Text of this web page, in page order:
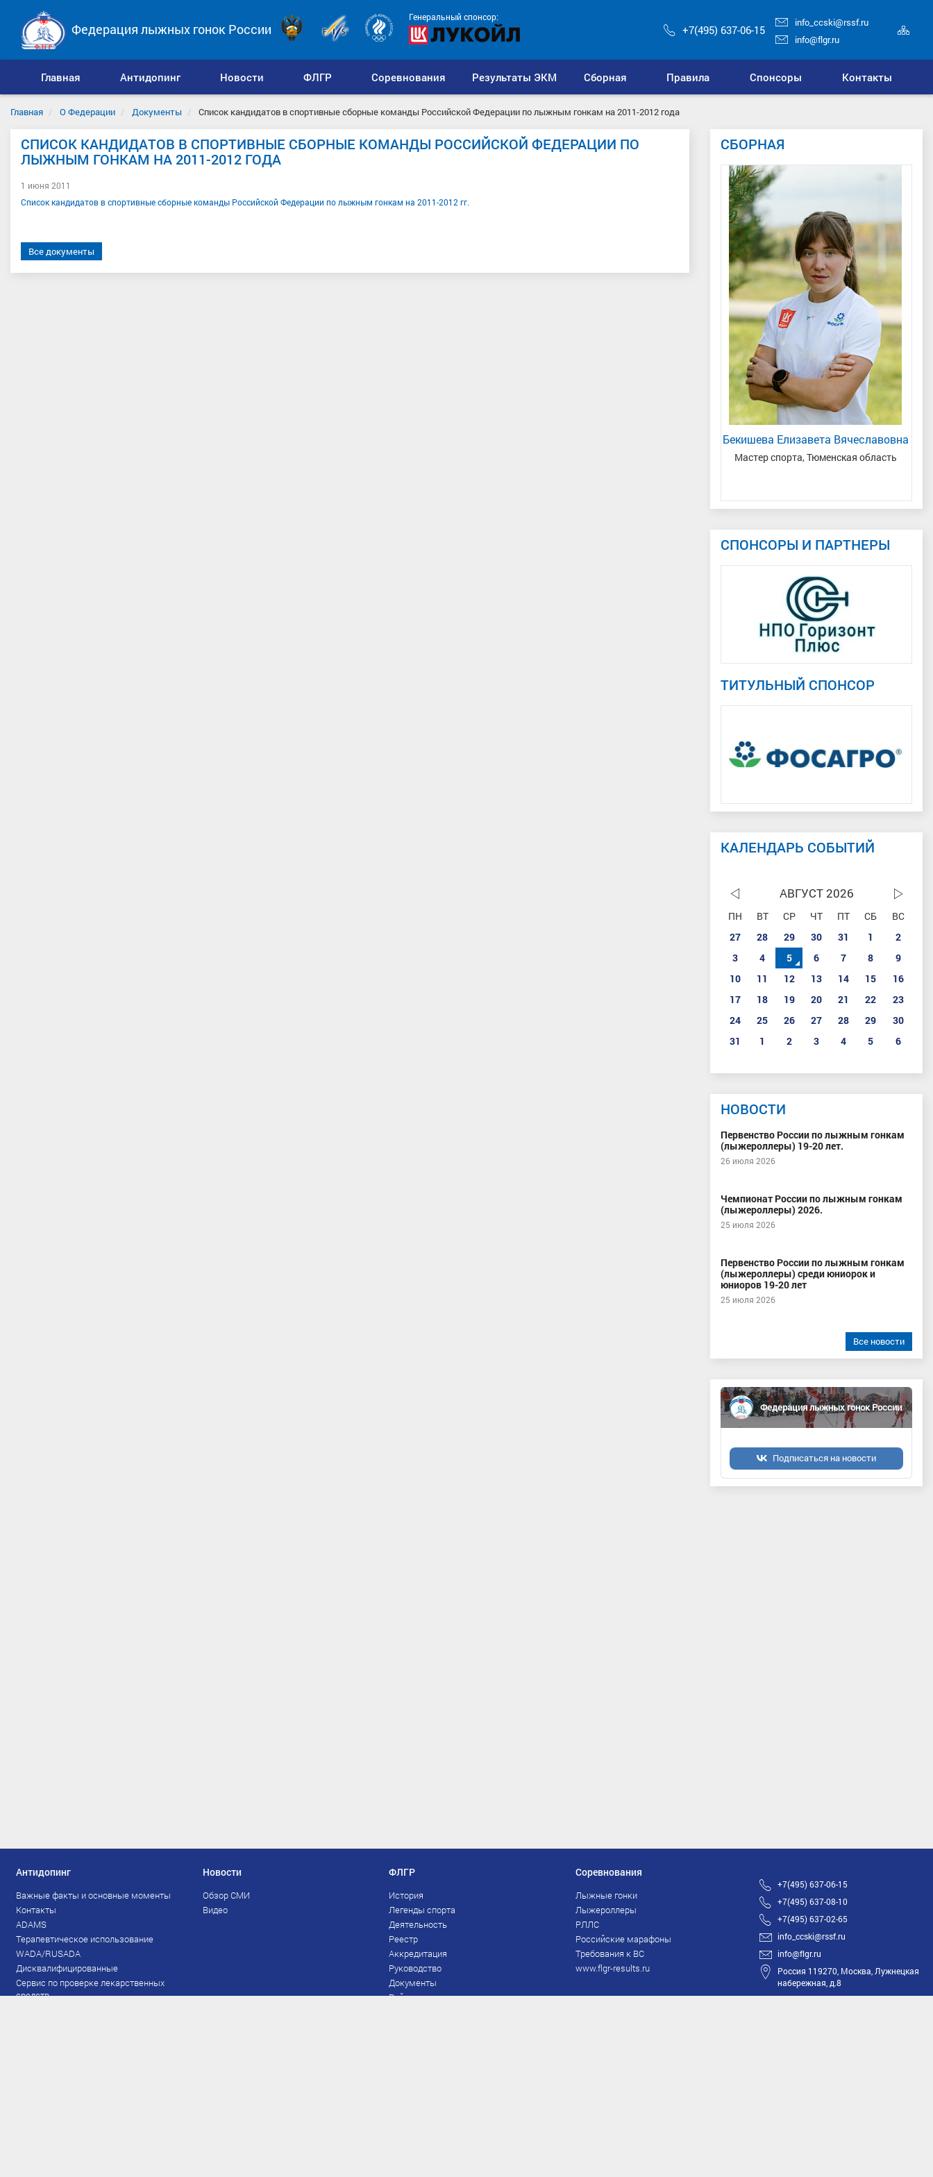
Генеральный спонсор:
Федерация лыжных гонок России +7(495) 637-06-15
info_ccski@rssf.ru
info@flgr.ru
Главная Антидопинг Новости ФЛГР Соревнования Результаты ЭКМ Сборная Правила Спонсоры Контакты
Главная О Федерации Документы Список кандидатов в спортивные сборные команды Российской Федерации по лыжным гонкам на 2011-2012 года
СПИСОК КАНДИДАТОВ В СПОРТИВНЫЕ СБОРНЫЕ КОМАНДЫ РОССИЙСКОЙ ФЕДЕРАЦИИ ПО
ЛЫЖНЫМ ГОНКАМ НА 2011-2012 ГОДА
1 июня 2011
Список кандидатов в спортивные сборные команды Российской Федерации по лыжным гонкам на 2011-2012 гг.
Все документы
СБОРНАЯ
Бекишева Елизавета Вячеславовна
Мастер спорта, Тюменская область
СПОНСОРЫ И ПАРТНЕРЫ
ТИТУЛЬНЫЙ СПОНСОР
КАЛЕНДАРЬ СОБЫТИЙ
АВГУСТ 2026
ПН ВТ СР ЧТ ПТ СБ
ВС
27
28 29 30 31 1
2
3
4 5 6 7 8
9
10
11 12 13 14 15
16
17
18 19 20 21 22
23
24
25 26 27 28 29
30
31
1 2 3 4 5 6
НОВОСТИ
Первенство России по лыжным гонкам
(лыжероллеры) 19-20 лет.
26 июля 2026
Чемпионат России по лыжным гонкам
(лыжероллеры) 2026.
25 июля 2026
Первенство России по лыжным гонкам
(лыжероллеры) среди юниорок и
юниоров 19-20 лет
25 июля 2026
Все новости
Федерация лыжных гонок России
Подписаться на новости
Антидопинг
Важные факты и основные моменты
Контакты
ADAMS
Терапевтическое использование
WADA/RUSADA
Дисквалифицированные
Сервис по проверке лекарственных
средств
Новости
Обзор СМИ
Видео
ФЛГР
История
Легенды спорта
Деятельность
Реестр
Аккредитация
Руководство
Документы
Рейтинг
Соревнования
Лыжные гонки
Лыжероллеры
РЛЛС
Российские марафоны
Требования к ВС
www.flgr-results.ru
+7(495) 637-06-15
+7(495) 637-08-10
+7(495) 637-02-65
info_ccski@rssf.ru
info@flgr.ru
Россия 119270, Москва, Лужнецкая
набережная, д.8